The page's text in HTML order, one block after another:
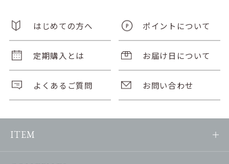
はじめての方へ ポイントについて
定期購入とは お届け日について
よくあるご質問 お問い合わせ
ITEM